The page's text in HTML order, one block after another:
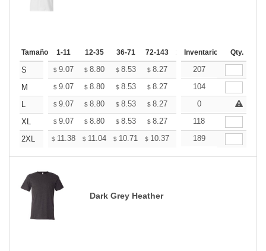
Tamaño 1-11 12-35 36-71 72-143 144-287 288 + Mas
Inventario Qty.
S $ 9.07 $ 8.80 $ 8.53 $ 8.27 8.00
207
M
$ 9.07 $ 8.80 $ 8.53 $ 8.27 8.00104
L
$ 9.07 $ 8.80 $ 8.53 $ 8.27 8.00 +
0
XL
$ 9.07 $ 8.80 $ 8.53 $ 8.27 8.00118
2XL
$ 11.38 $ 11.04 $ 10.71 $ 10.37 10.03
189
Dark Grey Heather